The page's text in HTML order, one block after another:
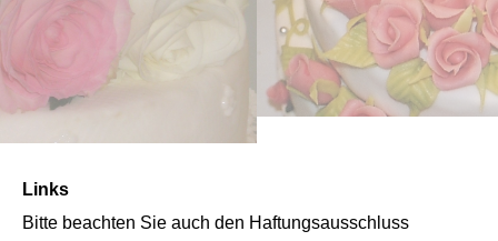
Links
Bitte beachten Sie auch den Haftungsausschluss